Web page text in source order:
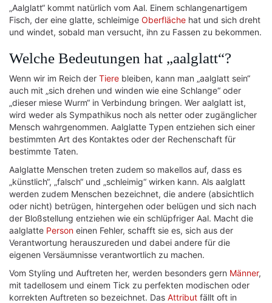
„Aalglatt“ kommt natürlich vom Aal. Einem schlangenartigem
Fisch, der eine glatte, schleimige Oberfläche hat und sich dreht
und windet, sobald man versucht, ihn zu Fassen zu bekommen.
Welche Bedeutungen hat „aalglatt“?
Wenn wir im Reich der Tiere bleiben, kann man „aalglatt sein“
auch mit „sich drehen und winden wie eine Schlange“ oder
„dieser miese Wurm“ in Verbindung bringen. Wer aalglatt ist,
wird weder als Sympathikus noch als netter oder zugänglicher
Mensch wahrgenommen. Aalglatte Typen entziehen sich einer
bestimmten Art des Kontaktes oder der Rechenschaft für
bestimmte Taten.
Aalglatte Menschen treten zudem so makellos auf, dass es
„künstlich“, „falsch“ und „schleimig“ wirken kann. Als aalglatt
werden zudem Menschen bezeichnet, die andere (absichtlich
oder nicht) betrügen, hintergehen oder belügen und sich nach
der Bloßstellung entziehen wie ein schlüpfriger Aal. Macht die
aalglatte Person einen Fehler, schafft sie es, sich aus der
Verantwortung herauszureden und dabei andere für die
eigenen Versäumnisse verantwortlich zu machen.
Vom Styling und Auftreten her, werden besonders gern Männer,
mit tadellosem und einem Tick zu perfekten modischen oder
korrekten Auftreten so bezeichnet. Das Attribut fällt oft in